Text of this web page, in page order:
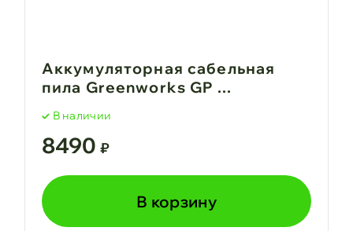
Аккумуляторная сабельная
пила Greenworks GP ...
В наличии
8490 ₽
В корзину